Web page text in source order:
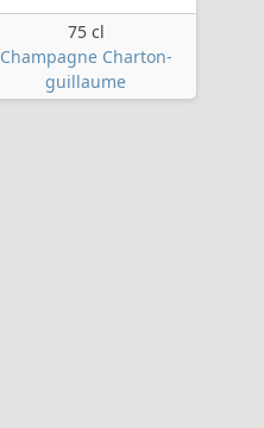
75 cl
Champagne Charton-
guillaume